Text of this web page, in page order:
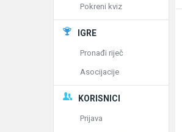
Pokreni kviz
IGRE
Pronađi riječ
Asocijacije
KORISNICI
Prijava